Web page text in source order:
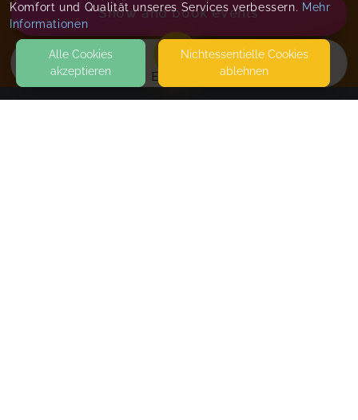
EVENTS
Show and book events
Komfort und Qualität unseres Services verbessern. Mehr
Informationen
Alle Cookies
akzeptieren
Nicht­essentielle Cookies
ablehnen